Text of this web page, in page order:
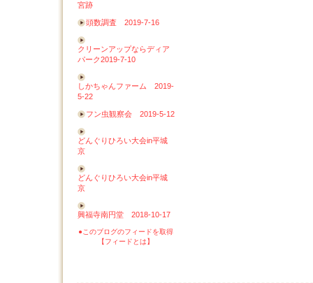
宮跡
頭数調査 2019-7-16
クリーンアップならディア
パーク2019-7-10
しかちゃんファーム 2019-
5-22
フン虫観察会 2019-5-12
どんぐりひろい大会in平城
京
どんぐりひろい大会in平城
京
興福寺南円堂 2018-10-17
●このブログのフィードを取得
【フィードとは】